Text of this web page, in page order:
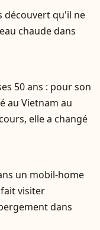
découvert qu'il ne
chaude dans
50 ans : pour son
au Vietnam au
elle a changé
un mobil-home
fait visiter
dans